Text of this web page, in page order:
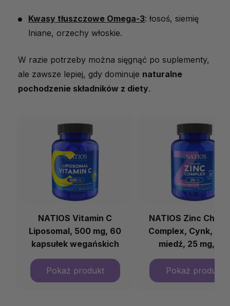
Kwasy tłuszczowe Omega-3: łosoś, siemię
lniane, orzechy włoskie.
W razie potrzeby można sięgnąć po suplementy,
ale zawsze lepiej, gdy dominuje naturalne
pochodzenie składników z diety.
NATIOS Vitamin C
Liposomal, 500 mg, 60
kapsułek wegańskich
NATIOS Zinc
Complex, Cynk,
miedź, 25 mg,
kapsułek